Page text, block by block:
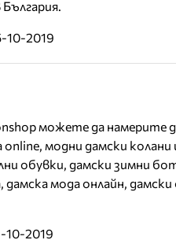
10-2019
можете да намерите
модни дамски колани
обувки, дамски зимни
мода онлайн, дамски
10-2019